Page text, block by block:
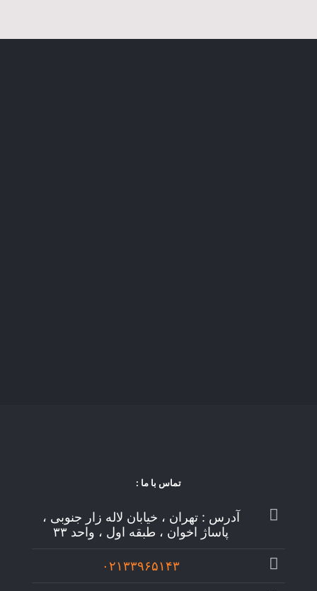
تماس با ما :
آدرس : تهران ، خیابان لاله زار جنوبی ،
پاساژ اخوان ، طبقه اول ، واحد ۳۳
۰۲۱۳۳۹۶۵۱۴۳